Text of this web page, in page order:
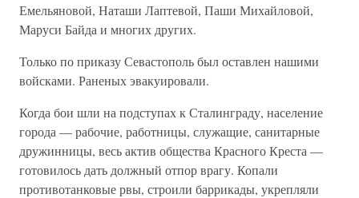
Емельяновой, Наташи Лаптевой, Паши Михайловой,
Маруси Байда и многих других.
Только по приказу Севастополь был оставлен нашими
войсками. Раненых эвакуировали.
Когда бои шли на подступах к Сталинграду, население
города — рабочие, работницы, служащие, санитарные
дружинницы, весь актив общества Красного Креста —
готовилось дать должный отпор врагу. Копали
противотанковые рвы, строили баррикады, укрепляли